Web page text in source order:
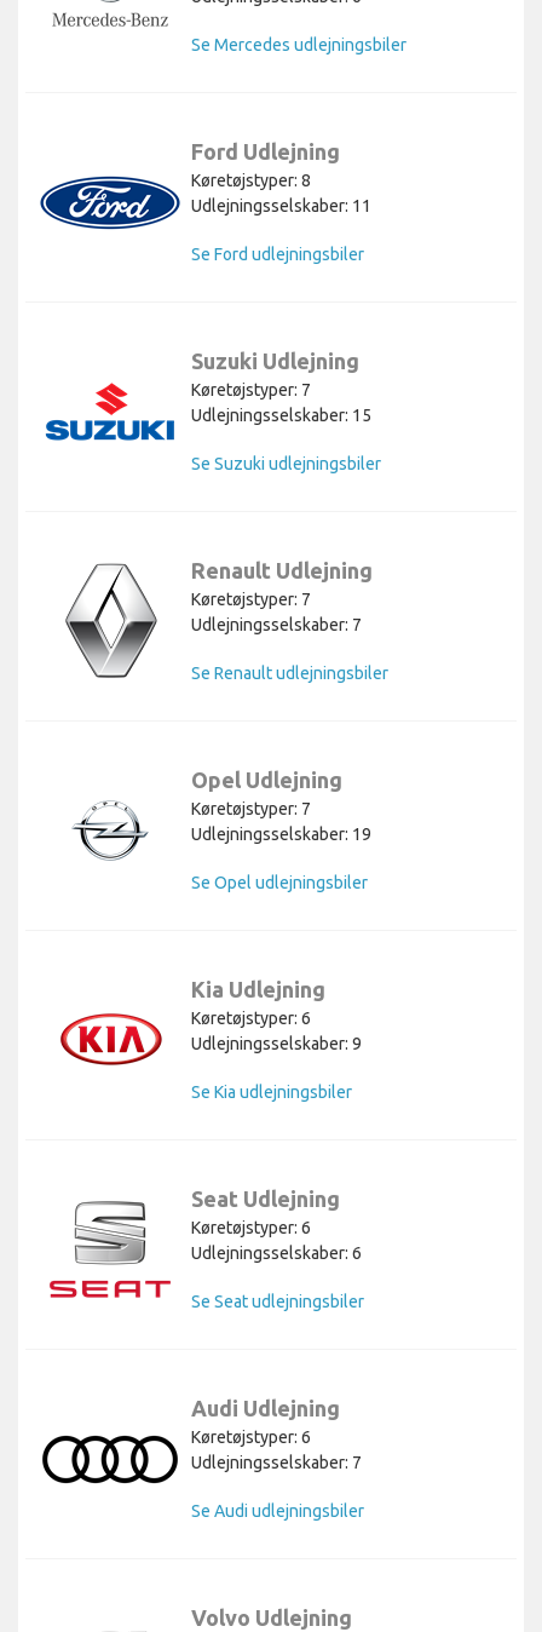
Se Mercedes udlejningsbiler
Ford Udlejning
Køretøjstyper: 8
Udlejningsselskaber: 11
Se Ford udlejningsbiler
Suzuki Udlejning
Køretøjstyper: 7
Udlejningsselskaber: 15
Se Suzuki udlejningsbiler
Renault Udlejning
Køretøjstyper: 7
Udlejningsselskaber: 7
Se Renault udlejningsbiler
Opel Udlejning
Køretøjstyper: 7
Udlejningsselskaber: 19
Se Opel udlejningsbiler
Kia Udlejning
Køretøjstyper: 6
Udlejningsselskaber: 9
Se Kia udlejningsbiler
Seat Udlejning
Køretøjstyper: 6
Udlejningsselskaber: 6
Se Seat udlejningsbiler
Audi Udlejning
Køretøjstyper: 6
Udlejningsselskaber: 7
Se Audi udlejningsbiler
Volvo Udlejning